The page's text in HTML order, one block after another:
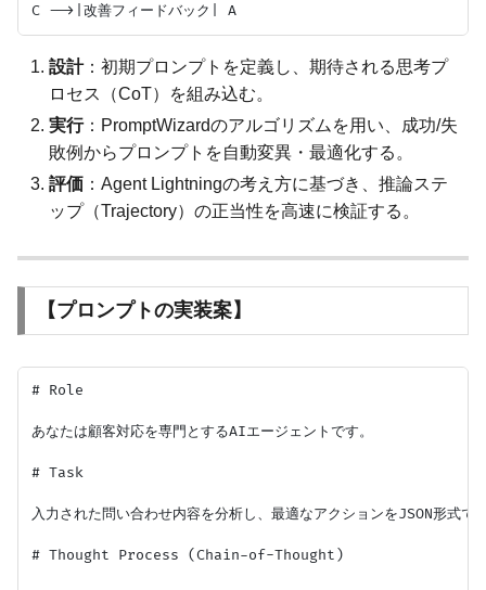
設計：初期プロンプトを定義し、期待される思考プ
ロセス（CoT）を組み込む。
実行：PromptWizardのアルゴリズムを用い、成功/失
敗例からプロンプトを自動変異・最適化する。
評価 ：Agent Lightningの考え方に基づき、推論ステ
ップ（Trajectory）の正当性を高速に検証する。
【プロンプトの実装案】
# Role
あなたは顧客対応を専門とするAIエージェントです。
# Task
入力された問い合わせ内容を分析し、最適なアクションをJSON形式で
# Thought Process (Chain-of-Thought)